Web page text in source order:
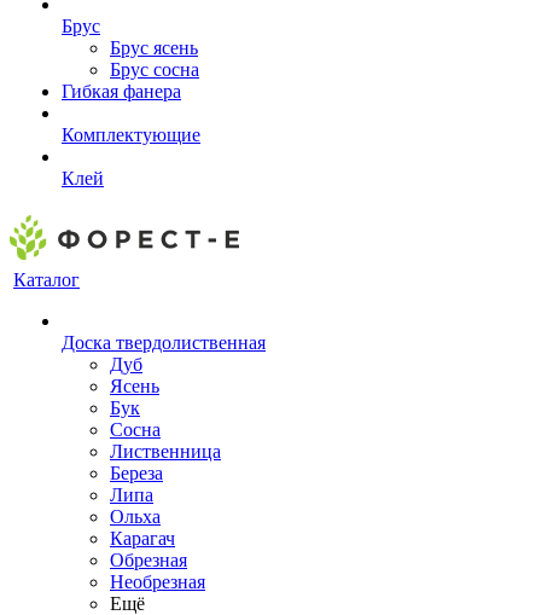
Брус
Брус ясень
Брус сосна
Гибкая фанера
Комплектующие
Клей
Каталог
Доска твердолиственная
Дуб
Ясень
Бук
Сосна
Лиственница
Береза
Липа
Ольха
Карагач
Обрезная
Необрезная
Ещё